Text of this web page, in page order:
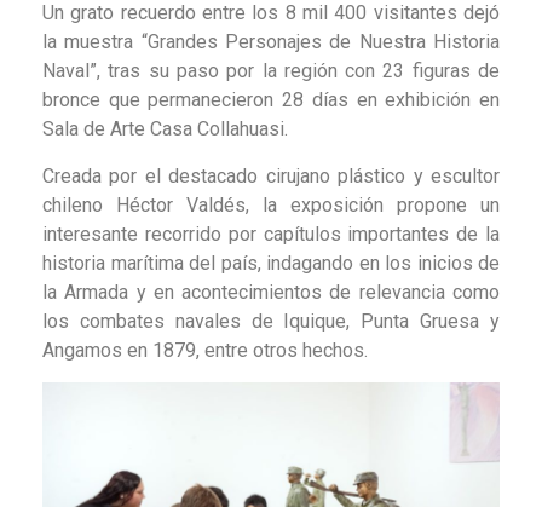
Un grato recuerdo entre los 8 mil 400 visitantes dejó
la muestra “Grandes Personajes de Nuestra Historia
Naval”, tras su paso por la región con 23 figuras de
bronce que permanecieron 28 días en exhibición en
Sala de Arte Casa Collahuasi.
Creada por el destacado cirujano plástico y escultor
chileno Héctor Valdés, la exposición propone un
interesante recorrido por capítulos importantes de la
historia marítima del país, indagando en los inicios de
la Armada y en acontecimientos de relevancia como
los combates navales de Iquique, Punta Gruesa y
Angamos en 1879, entre otros hechos.